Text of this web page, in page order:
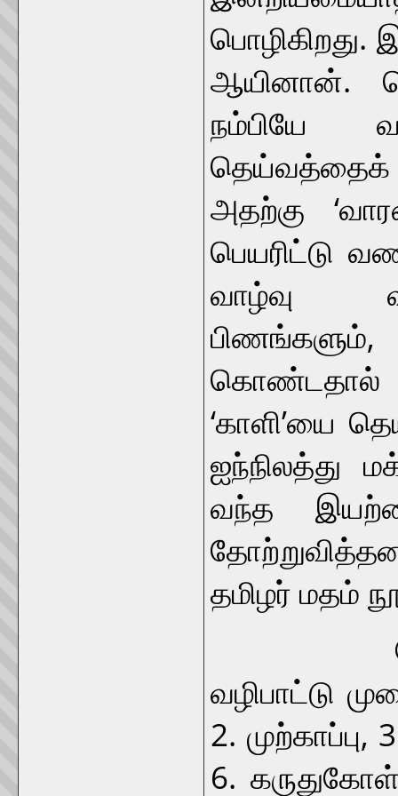
ஆயினான்.
நம்பியே
அதற்கு
பெயரிட்டு
வாழ்வு
கொண்டதால்
‘காளி’யை
ஐந்நிலத்து
வந்த
தமிழர் மதம்
மேலும்,
வழிபாட்டு
2. முற்காப்பு,
6.